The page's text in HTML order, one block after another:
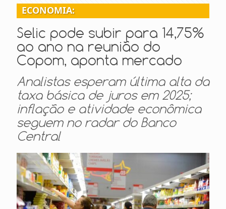
ECONOMIA:
Selic pode subir para 14,75%
ao ano na reunião do
Copom, aponta mercado
Analistas esperam última alta da
taxa básica de juros em 2025;
inflação e atividade econômica
seguem no radar do Banco
Central